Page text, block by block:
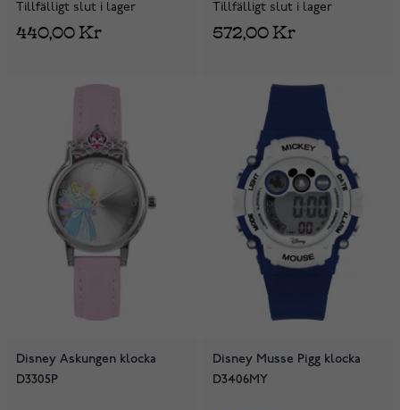
Tillfälligt slut i lager
440,00 Kr
Tillfälligt slut i lager
572,00 Kr
Disney Askungen klocka
D3305P
Disney Musse Pigg klocka
D3406MY